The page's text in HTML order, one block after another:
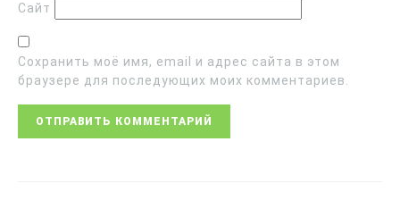
Сайт
Сохранить моё имя, email и адрес сайта в этом
браузере для последующих моих комментариев.